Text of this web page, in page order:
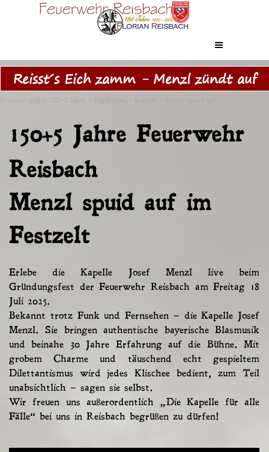
Direkt zum Seiteninhalt
Reisst´s Eich zamm - Menzl zündt auf
150+5 Jahre Feuerwehr
Reisbach
Menzl spuid auf im
Festzelt
Erlebe die Kapelle Josef Menzl live beim
Gründungsfest der Feuerwehr Reisbach am Freitag 18
Juli 2025.
Bekannt trotz Funk und Fernsehen – die Kapelle Josef
Menzl. Sie bringen authentische bayerische Blasmusik
und beinahe 30 Jahre Erfahrung auf die Bühne. Mit
grobem Charme und täuschend echt gespieltem
Dilettantismus wird jedes Klischee bedient, zum Teil
unabsichtlich – sagen sie selbst.
Wir freuen uns außerordentlich „Die Kapelle für alle
Fälle“ bei uns in Reisbach begrüßen zu dürfen!